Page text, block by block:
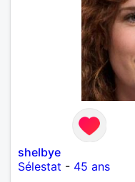
shelbye
Sélestat - 45 ans